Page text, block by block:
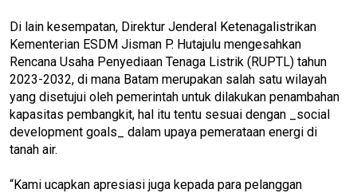
Di lain kesempatan, Direktur Jenderal Ketenagalistrikan
Kementerian ESDM Jisman P. Hutajulu mengesahkan
Rencana Usaha Penyediaan Tenaga Listrik (RUPTL) tahun
2023-2032, di mana Batam merupakan salah satu wilayah
yang disetujui oleh pemerintah untuk dilakukan penambahan
kapasitas pembangkit, hal itu tentu sesuai dengan _social
development goals_ dalam upaya pemerataan energi di
tanah air.
“Kami ucapkan apresiasi juga kepada para pelanggan